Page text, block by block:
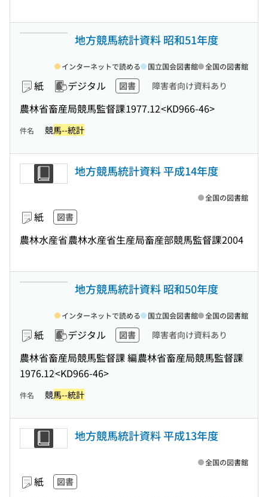
地方競馬統計資料 昭和51年度
紙 デジタル 図書 障害者向け資料あり
農林省畜産局競馬監督課1977.12<KD966-46>
インターネットで読める 国立国会図書館 全国の図書館
件名 競馬--統計
地方競馬統計資料 平成14年度
紙 図書
農林水産省農林水産省生産局畜産部競馬監督課2004
全国の図書館
地方競馬統計資料 昭和50年度
紙 デジタル 図書 障害者向け資料あり
農林省畜産局競馬監督課 編農林省畜産局競馬監督課
1976.12<KD966-46>
インターネットで読める 国立国会図書館 全国の図書館
件名 競馬--統計
地方競馬統計資料 平成13年度
紙 図書
全国の図書館